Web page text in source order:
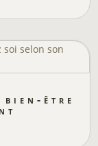
bien-être